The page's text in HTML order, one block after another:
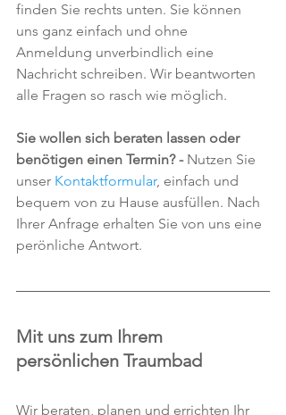
finden Sie rechts unten. Sie können
uns ganz einfach und ohne
Anmeldung unverbindlich eine
Nachricht schreiben. Wir beantworten
alle Fragen so rasch wie möglich.
Sie wollen sich beraten lassen oder
benötigen einen Termin? - Nutzen Sie
unser Kontaktformular, einfach und
bequem von zu Hause ausfüllen. Nach
Ihrer Anfrage erhalten Sie von uns eine
perönliche Antwort.
Mit uns zum Ihrem
persönlichen Traumbad
Wir beraten, planen und errichten Ihr